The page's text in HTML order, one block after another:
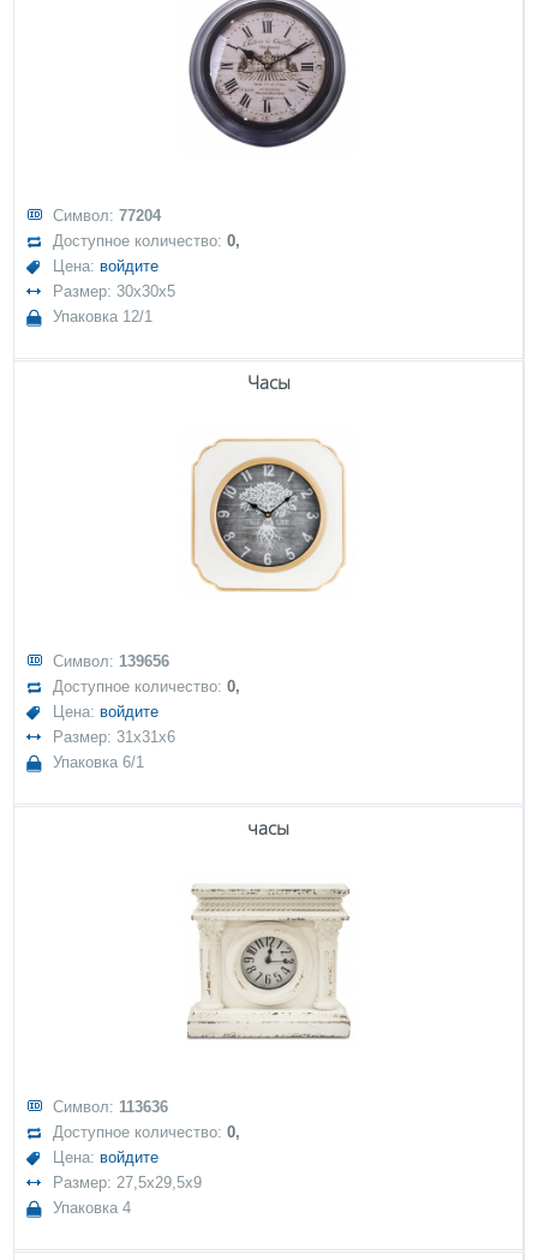
Символ:77204
Доступное количество:0,
Цена: войдите
Размер: 30x30x5
Упаковка 12/1
Часы
Символ: 139656
Доступное количество:0,
Цена: войдите
Размер: 31x31x6
Упаковка 6/1
часы
Символ: 113636
Доступное количество:0,
Цена: войдите
Размер: 27,5x29,5x9
Упаковка 4